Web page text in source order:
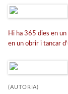
MATERIAS
Primeros lectores
Libro/Cómic
Educación
Hi ha 365 dies en un
en un obrir i tancar
(AUTORIA)